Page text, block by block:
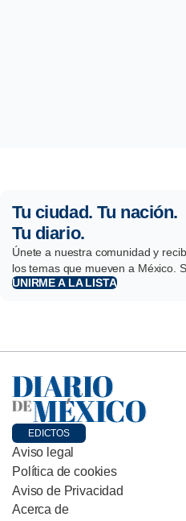
Tu ciudad. Tu nación.
Tu diario.
Únete a nuestra comunidad y
los temas que mueven a México.
UNIRME A LA LISTA
EDICTOS
Aviso legal
Política de cookies
Aviso de Privacidad
Acerca de